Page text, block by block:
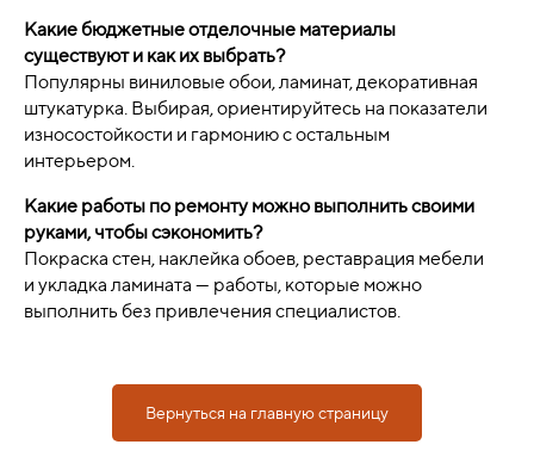
Какие бюджетные отделочные материалы
существуют и как их выбрать?
Популярны виниловые обои, ламинат, декоративная
штукатурка. Выбирая, ориентируйтесь на показатели
износостойкости и гармонию с остальным
интерьером.
Какие работы по ремонту можно выполнить своими
руками, чтобы сэкономить?
Покраска стен, наклейка обоев, реставрация мебели
и укладка ламината — работы, которые можно
выполнить без привлечения специалистов.
Вернуться на главную страницу